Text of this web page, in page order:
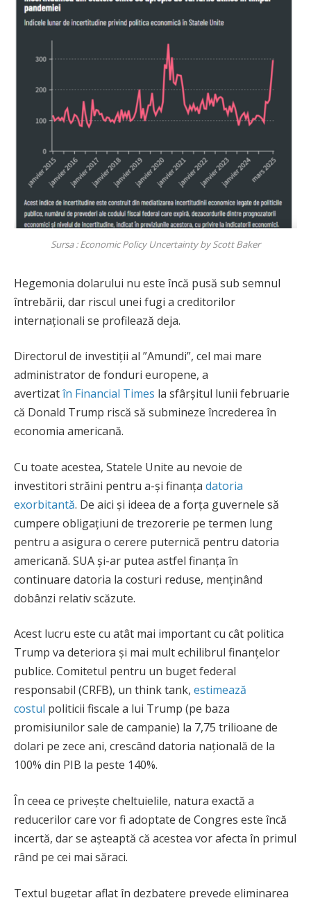
Sursa : Economic Policy Uncertainty by Scott Baker
Hegemonia dolarului nu este încă pusă sub semnul
întrebării, dar riscul unei fugi a creditorilor
internaționali se profilează deja.
Directorul de investiții al ”Amundi”, cel mai mare
administrator de fonduri europene, a
avertizatîn Financial Times la sfârșitul lunii februarie
că Donald Trump riscă să submineze încrederea în
economia americană.
Cu toate acestea, Statele Unite au nevoie de
investitori străini pentru a-și finanța datoria
exorbitantă. De aici și ideea de a forța guvernele să
cumpere obligațiuni de trezorerie pe termen lung
pentru a asigura o cerere puternică pentru datoria
americană. SUA și-ar putea astfel finanța în
continuare datoria la costuri reduse, menținând
dobânzi relativ scăzute.
Acest lucru este cu atât mai important cu cât politica
Trump va deteriora și mai mult echilibrul finanțelor
publice. Comitetul pentru un buget federal
responsabil (CRFB), un think tank, estimează
costul politicii fiscale a lui Trump (pe baza
promisiunilor sale de campanie) la 7,75 trilioane de
dolari pe zece ani, crescând datoria națională de la
100% din PIB la peste 140%.
În ceea ce privește cheltuielile, natura exactă a
reducerilor care vor fi adoptate de Congres este încă
incertă, dar se așteaptă că acestea vor afecta în primul
rând pe cei mai săraci.
Textul bugetar aflat în dezbatere prevede eliminarea